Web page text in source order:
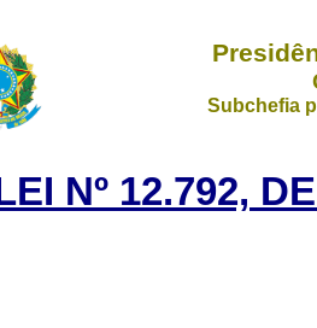
Subchefia
Nº 12.792,